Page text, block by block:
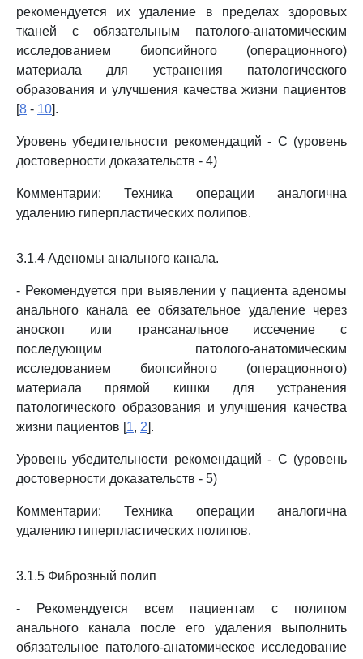
рекомендуется их удаление в пределах здоровых
тканей с обязательным патолого-анатомическим
исследованием биопсийного (операционного)
материала для устранения патологического
образования и улучшения качества жизни пациентов
[8 - 10].
Уровень убедительности рекомендаций - C (уровень
достоверности доказательств - 4)
Комментарии: Техника операции аналогична
удалению гиперпластических полипов.
3.1.4 Аденомы анального канала.
- Рекомендуется при выявлении у пациента аденомы
анального канала ее обязательное удаление через
аноскоп или трансанальное иссечение с
последующим патолого-анатомическим
исследованием биопсийного (операционного)
материала прямой кишки для устранения
патологического образования и улучшения качества
жизни пациентов [1, 2].
Уровень убедительности рекомендаций - C (уровень
достоверности доказательств - 5)
Комментарии: Техника операции аналогична
удалению гиперпластических полипов.
3.1.5 Фиброзный полип
- Рекомендуется всем пациентам с полипом
анального канала после его удаления выполнить
обязательное патолого-анатомическое исследование